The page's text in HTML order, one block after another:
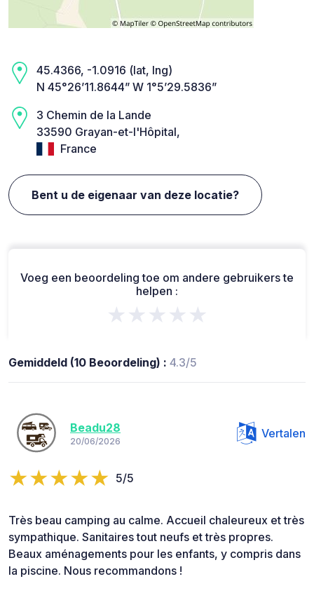
45.4366, -1.0916 (lat, lng)
N 45°26’11.8644” W 1°5’29.5836”
3 Chemin de la Lande
33590 Grayan-et-l'Hôpital,
France
Bent u de eigenaar van deze locatie?
Voeg een beoordeling toe om andere gebruikers te
helpen :
★★★★★
Gemiddeld (10 Beoordeling) : 4.3/5
Beadu28
20/06/2026
Vertalen
5/5
Très beau camping au calme. Accueil chaleureux et très
sympathique. Sanitaires tout neufs et très propres.
Beaux aménagements pour les enfants, y compris dans
la piscine. Nous recommandons !